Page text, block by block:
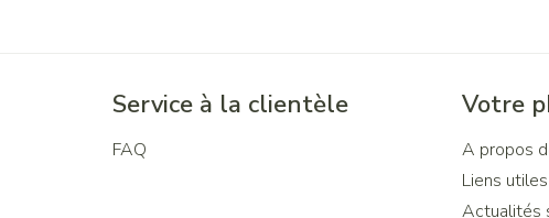
Service à la clientèle
FAQ
Votre
A propos
Liens utiles
Actualités